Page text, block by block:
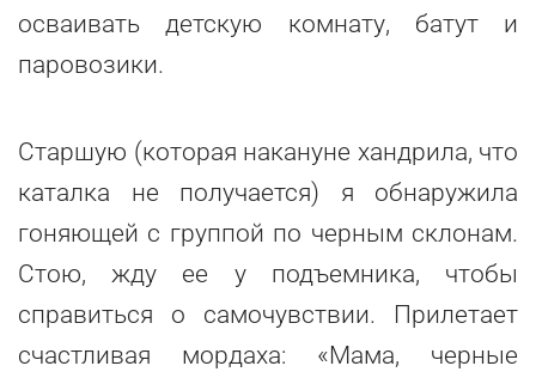
осваивать детскую комнату, батут и
паровозики.
Старшую (которая накануне хандрила, что
каталка не получается) я обнаружила
гоняющей с группой по черным склонам.
Стою, жду ее у подъемника, чтобы
справиться о самочувствии. Прилетает
счастливая мордаха: «Мама, черные